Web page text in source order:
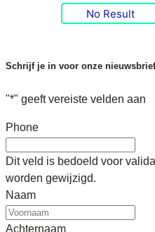
No Result
Schrijf je in voor onze nieuwsbrief
"*" geeft vereiste velden aan
Phone
Dit veld is bedoeld voor
worden gewijzigd.
Naam
Achternaam